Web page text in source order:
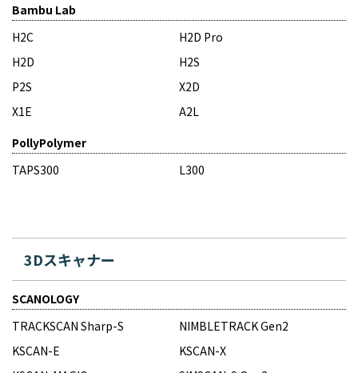
Bambu Lab
H2C
H2D Pro
H2D
H2S
P2S
X2D
X1E
A2L
PollyPolymer
TAPS300
L300
3Dスキャナー
SCANOLOGY
TRACKSCAN Sharp-S
NIMBLETRACK Gen2
KSCAN-E
KSCAN-X